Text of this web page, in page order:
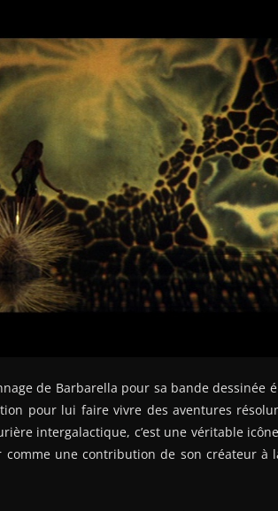
de Barbarella pour sa bande dessinée
pour lui faire vivre des aventures
intergalactique, c’est une véritable
comme une contribution de son créateur à